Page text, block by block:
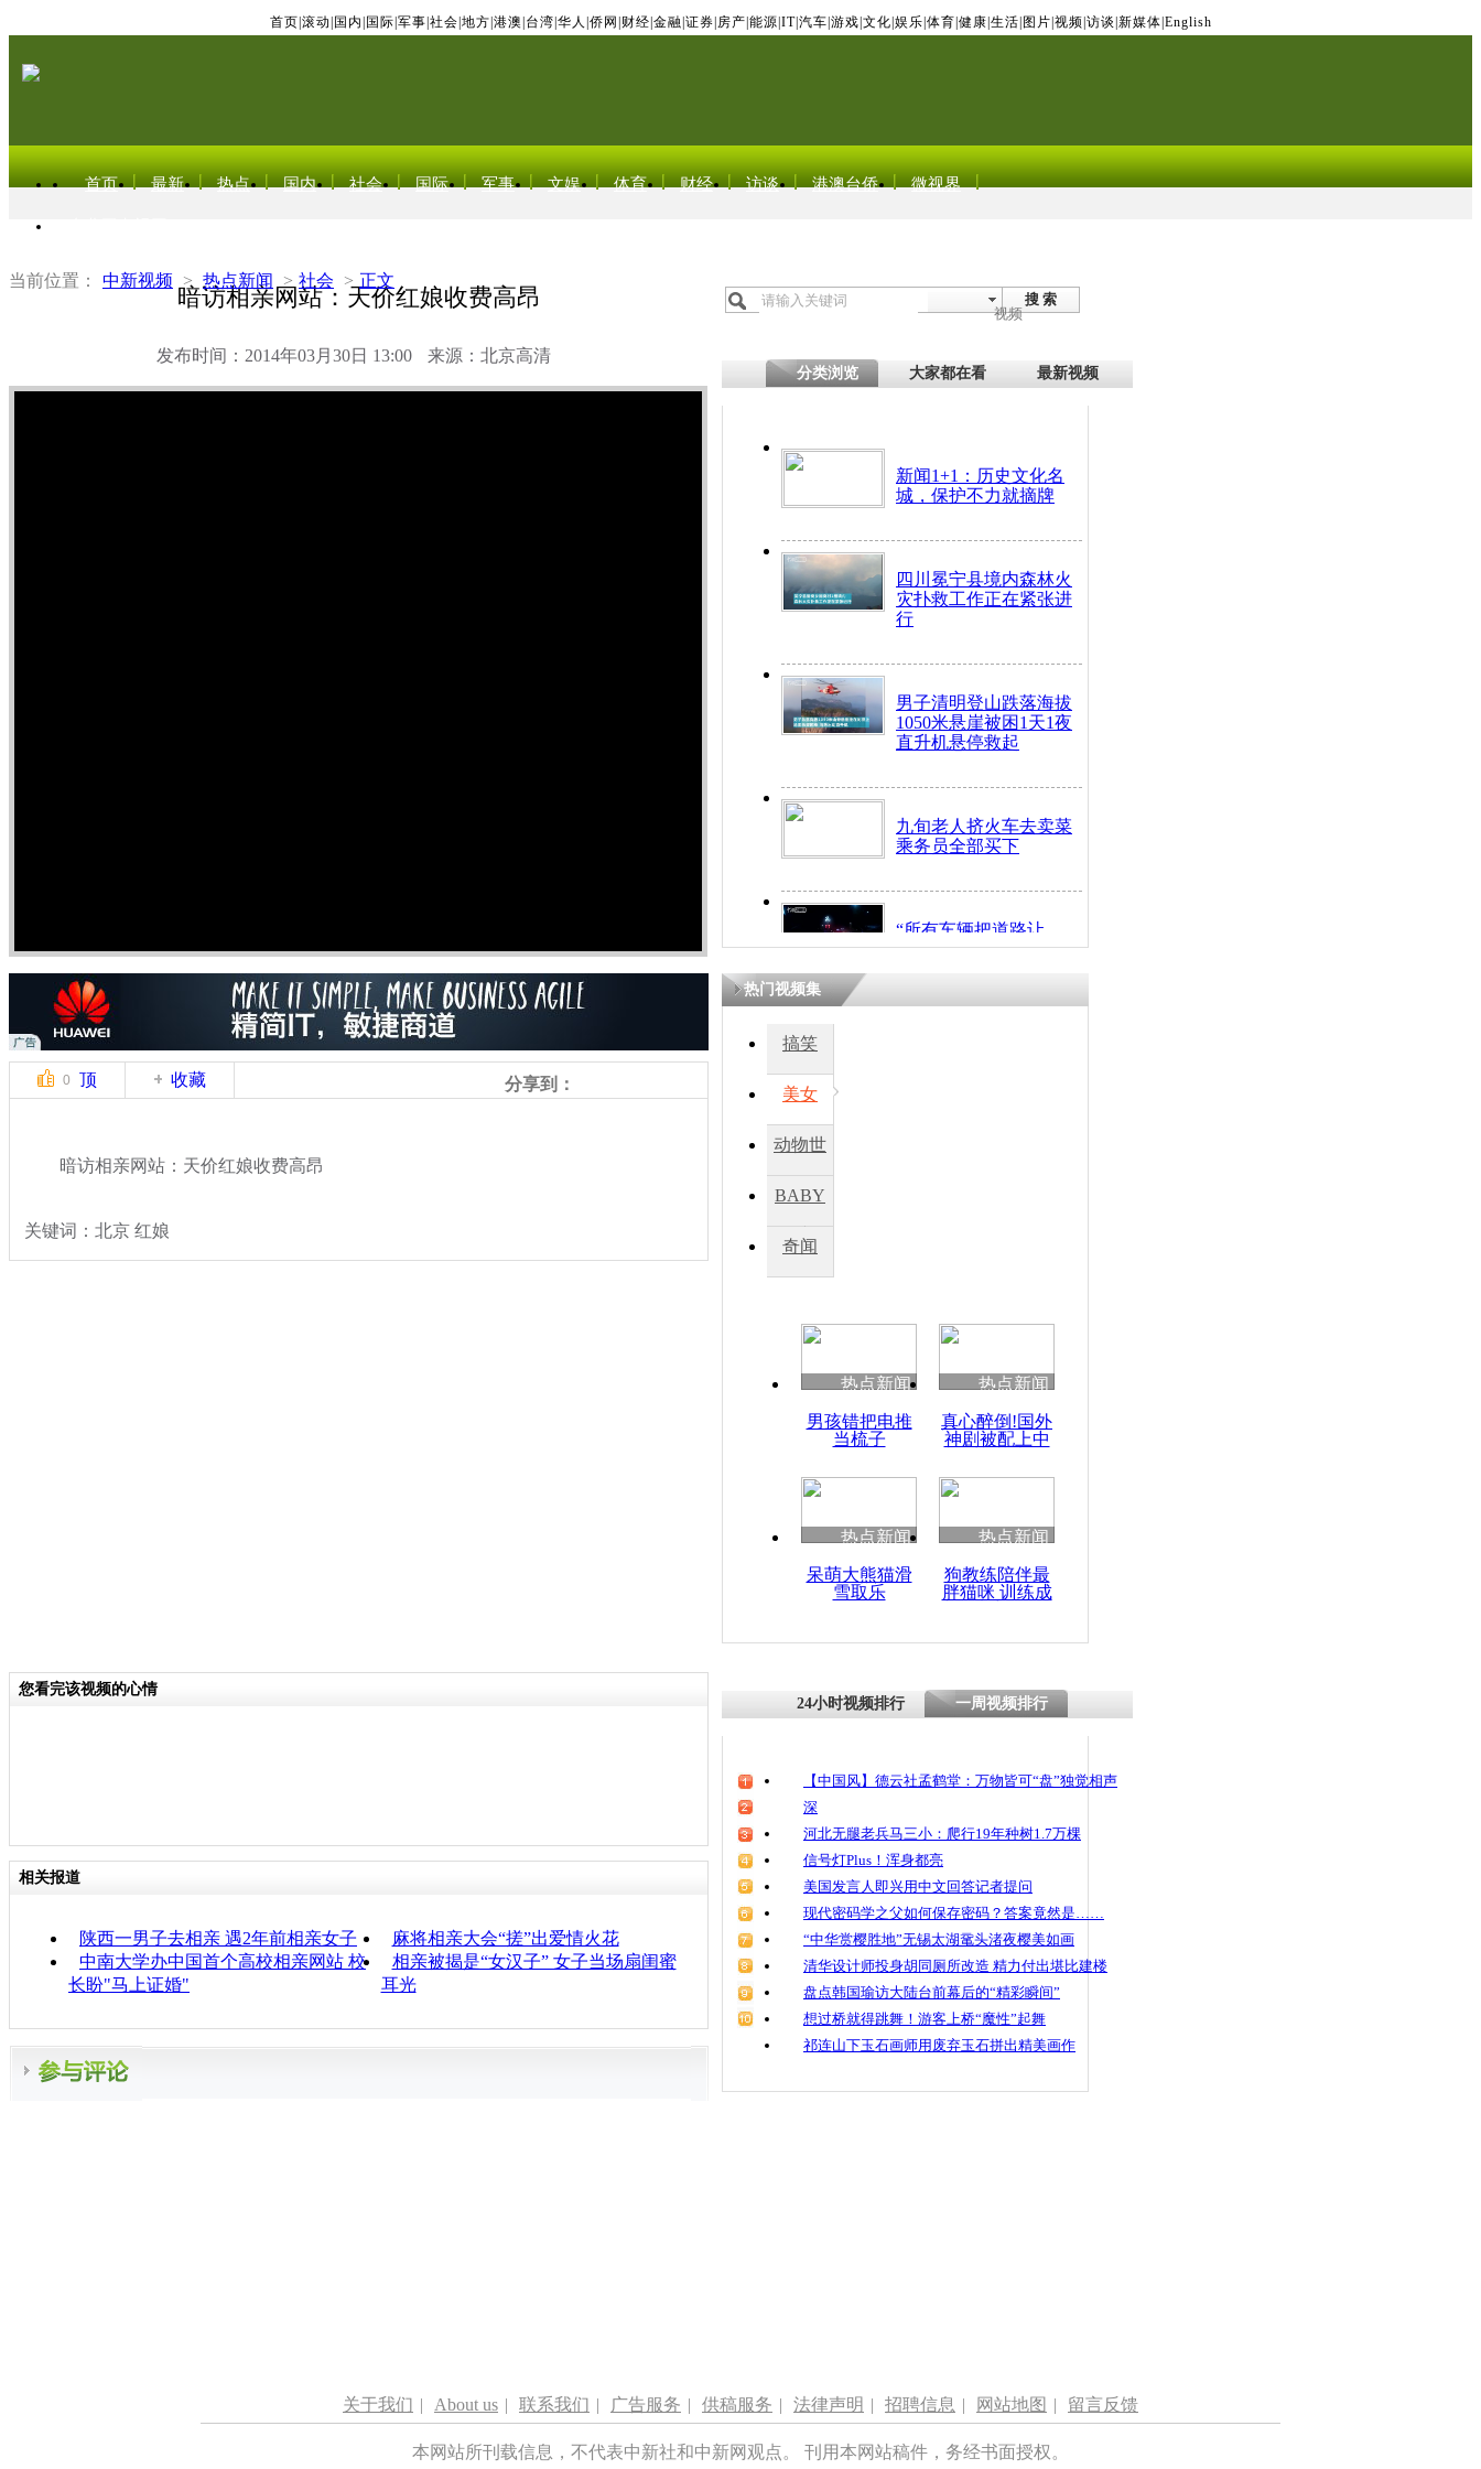
首页 滚动 国内 国际 军事 社会 地方 港澳 台湾 华人 侨网 财经 金融 证券 房产 能源 IT| 汽车 游戏 文化 娱乐 体育 健康 生活 图片 视频 访谈 新媒体 English
首页 最新 热点 国内 社会 国际 军事 文娱 体育 财经 访谈 港澳台侨 微视界
当前位置： 中新视频 > 热点新闻 > 社会 > 正文
暗访相亲网站：天价红娘收费高昂
发布时间：2014年03月30日 13:00 来源：北京高清
搜 索
视频
分类浏览 大家都在看 最新视频
新闻1+1：历史文化名
城，保护不力就摘牌
四川冕宁县境内森林火
灾扑救工作正在紧张进
行
男子清明登山跌落海拔
1050米悬崖被困1天1夜
直升机悬停救起
九旬老人挤火车去卖菜
乘务员全部买下
“所有车辆把道路让
开！”儿童突发疾病交
因
度苗族花山节
魂
0 顶 收藏 分享到：
暗访相亲网站：天价红娘收费高昂
关键词：北京 红娘
热门视频集
搞笑
美女
动物世
BABY
秀
奇闻
热点新闻
男孩错把电推
当梳子
热点新闻
真心醉倒!国外
神剧被配上中
热点新闻
呆萌大熊猫滑
雪取乐
热点新闻
狗教练陪伴最
胖猫咪 训练成
您看完该视频的心情
相关报道
陕西一男子去相亲 遇2年前相亲女子
麻将相亲大会“搓”出爱情火花
中南大学办中国首个高校相亲网站 校
长盼"马上证婚"
相亲被揭是“女汉子” 女子当场扇闺蜜
耳光
24小时视频排行 一周视频排行
【中国风】德云社孟鹤堂：万物皆可“盘”独觉相声
深
河北无腿老兵马三小：爬行19年种树1.7万棵
信号灯Plus！浑身都亮
美国发言人即兴用中文回答记者提问
现代密码学之父如何保存密码？答案竟然是……
“中华赏樱胜地”无锡太湖鼋头渚夜樱美如画
清华设计师投身胡同厕所改造 精力付出堪比建楼
盘点韩国瑜访大陆台前幕后的“精彩瞬间”
想过桥就得跳舞！游客上桥“魔性”起舞
祁连山下玉石画师用废弃玉石拼出精美画作
关于我们 | About us | 联系我们 | 广告服务 | 供稿服务 | 法律声明 | 招聘信息 | 网站地图 | 留言反馈
本网站所刊载信息，不代表中新社和中新网观点。 刊用本网站稿件，务经书面授权。